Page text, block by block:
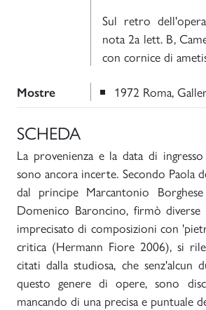
Sul retro
nota 2a lett. B,
con cornice di
Mostre 1972 Roma,
SCHEDA
La provenienza e la data di
sono ancora incerte. Secondo Paola
dal principe Marcantonio
Domenico Baroncino, firmò
imprecisato di composizioni con
critica (Hermann Fiore 2006), si
citati dalla studiosa, che senz'alcun
questo genere di opere, sono
mancando di una precisa e puntuale